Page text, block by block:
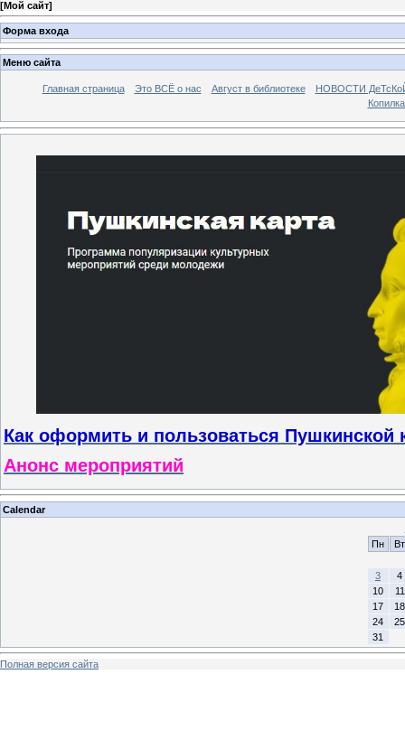
[Мой сайт]
Форма входа
Меню сайта
Главная страница Это ВСЁ о нас Август в библиотеке
НОВОСТИ
Как оформить и пользоваться Пушкинской
Анонс мероприятий
Calendar
Пн
Вт
3
4
10
11
17
18
24
25
31
Полная версия сайта